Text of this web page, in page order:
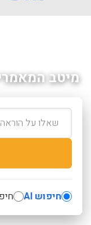
מיטב
חיפוש AI